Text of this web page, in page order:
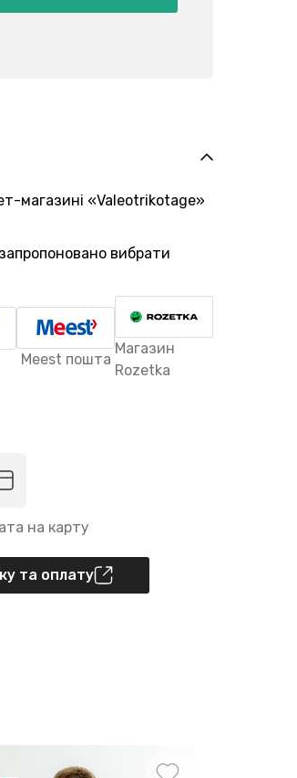
магазині «Valeotrikotage»
вибрати
Meest пошта
Магазин
Rozetka
на карту
та оплату